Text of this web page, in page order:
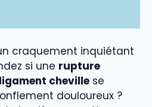
craquement inquiétant
si une rupture
cheville se
douloureux ?